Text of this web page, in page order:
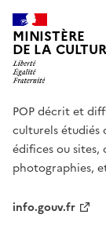
MINISTÈRE
DE LA
POP décrit et
culturels étudiés
édifices ou sites,
photographies,
info.gouv.fr